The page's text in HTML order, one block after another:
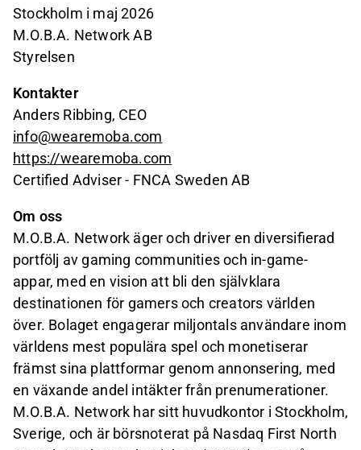
Stockholm i maj 2026
M.O.B.A. Network AB
Styrelsen
Kontakter
Anders Ribbing, CEO
info@wearemoba.com
https://wearemoba.com
Certified Adviser - FNCA Sweden AB
Om oss
M.O.B.A. Network äger och driver en diversifierad
portfölj av gaming communities och in-game-
appar, med en vision att bli den självklara
destinationen för gamers och creators världen
över. Bolaget engagerar miljontals användare inom
världens mest populära spel och monetiserar
främst sina plattformar genom annonsering, med
en växande andel intäkter från prenumerationer.
M.O.B.A. Network har sitt huvudkontor i Stockholm,
Sverige, och är börsnoterat på Nasdaq First North